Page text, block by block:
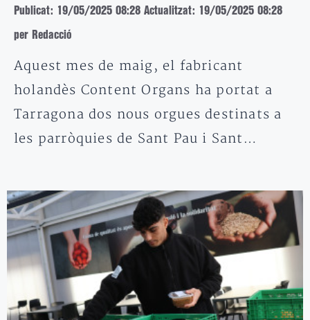
Publicat: 19/05/2025 08:28 Actualitzat: 19/05/2025 08:28
per Redacció
Aquest mes de maig, el fabricant
holandès Content Organs ha portat a
Tarragona dos nous orgues destinats a
les parròquies de Sant Pau i Sant…